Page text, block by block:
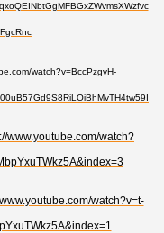
watch?v=BccPzgvH-
www.youtube.com/watch?
watch?v=t-